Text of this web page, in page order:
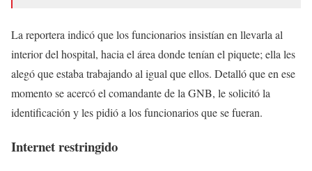
La reportera indicó que los funcionarios insistían en llevarla al
interior del hospital, hacia el área donde tenían el piquete; ella les
alegó que estaba trabajando al igual que ellos. Detalló que en ese
momento se acercó el comandante de la GNB, le solicitó la
identificación y les pidió a los funcionarios que se fueran.
Internet restringido